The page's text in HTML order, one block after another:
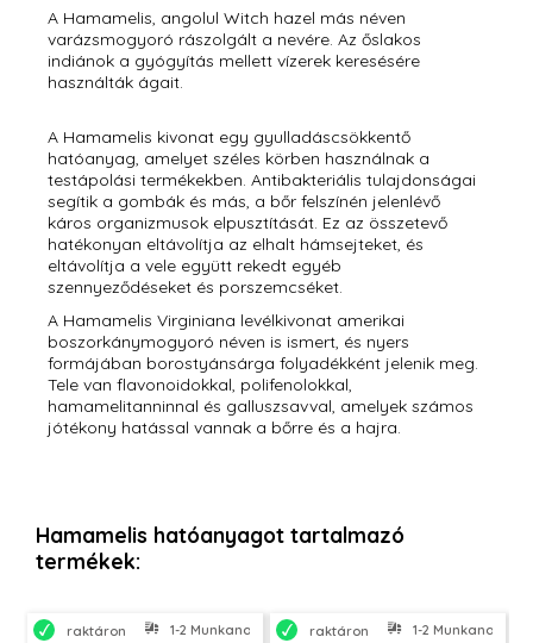
A Hamamelis, angolul Witch hazel más néven
varázsmogyoró rászolgált a nevére. Az őslakos
indiánok a gyógyítás mellett vízerek keresésére
használták ágait.
A Hamamelis kivonat egy gyulladáscsökkentő
hatóanyag, amelyet széles körben használnak a
testápolási termékekben. Antibakteriális tulajdonságai
segítik a gombák és más, a bőr felszínén jelenlévő
káros organizmusok elpusztítását. Ez az összetevő
hatékonyan eltávolítja az elhalt hámsejteket, és
eltávolítja a vele együtt rekedt egyéb
szennyeződéseket és porszemcséket.
A Hamamelis Virginiana levélkivonat amerikai
boszorkánymogyoró néven is ismert, és nyers
formájában borostyánsárga folyadékként jelenik meg.
Tele van flavonoidokkal, polifenolokkal,
hamamelitanninnal és galluszsavval, amelyek számos
jótékony hatással vannak a bőrre és a hajra.
Hamamelis hatóanyagot tartalmazó
termékek:
raktáron 1-2 Munkanapon belül szállítjuk
raktáron 1-2 Munkanapon